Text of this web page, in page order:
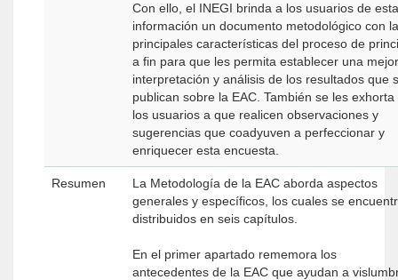
Con ello, el INEGI brinda a los usuarios de esta
información un documento metodológico con
principales características del proceso de
a fin para que les permita establecer una mejor
interpretación y análisis de los resultados que
publican sobre la EAC. También se les exhorta
los usuarios a que realicen observaciones y
sugerencias que coadyuven a perfeccionar y
enriquecer esta encuesta.
Resumen
La Metodología de la EAC aborda aspectos
generales y específicos, los cuales se
distribuidos en seis capítulos.
En el primer apartado rememora los
antecedentes de la EAC que ayudan a